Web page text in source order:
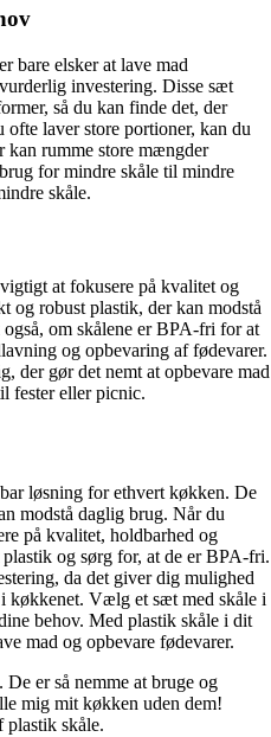
bare elsker at lave mad
investering. Disse sæt
så du kan finde det, der
ofte laver store portioner, kan du
kan rumme store mængder
for mindre skåle til mindre
skåle.
at fokusere på kvalitet og
og robust plastik, der kan modstå
om skålene er BPA-fri for at
og opbevaring af fødevarer.
der gør det nemt at opbevare mad
fester eller picnic.
løsning for ethvert køkken. De
modstå daglig brug. Når du
på kvalitet, holdbarhed og
og sørg for, at de er BPA-fri.
da det giver dig mulighed
køkkenet. Vælg et sæt med skåle i
behov. Med plastik skåle i dit
mad og opbevare fødevarer.
er så nemme at bruge og
mig mit køkken uden dem!
plastik skåle.